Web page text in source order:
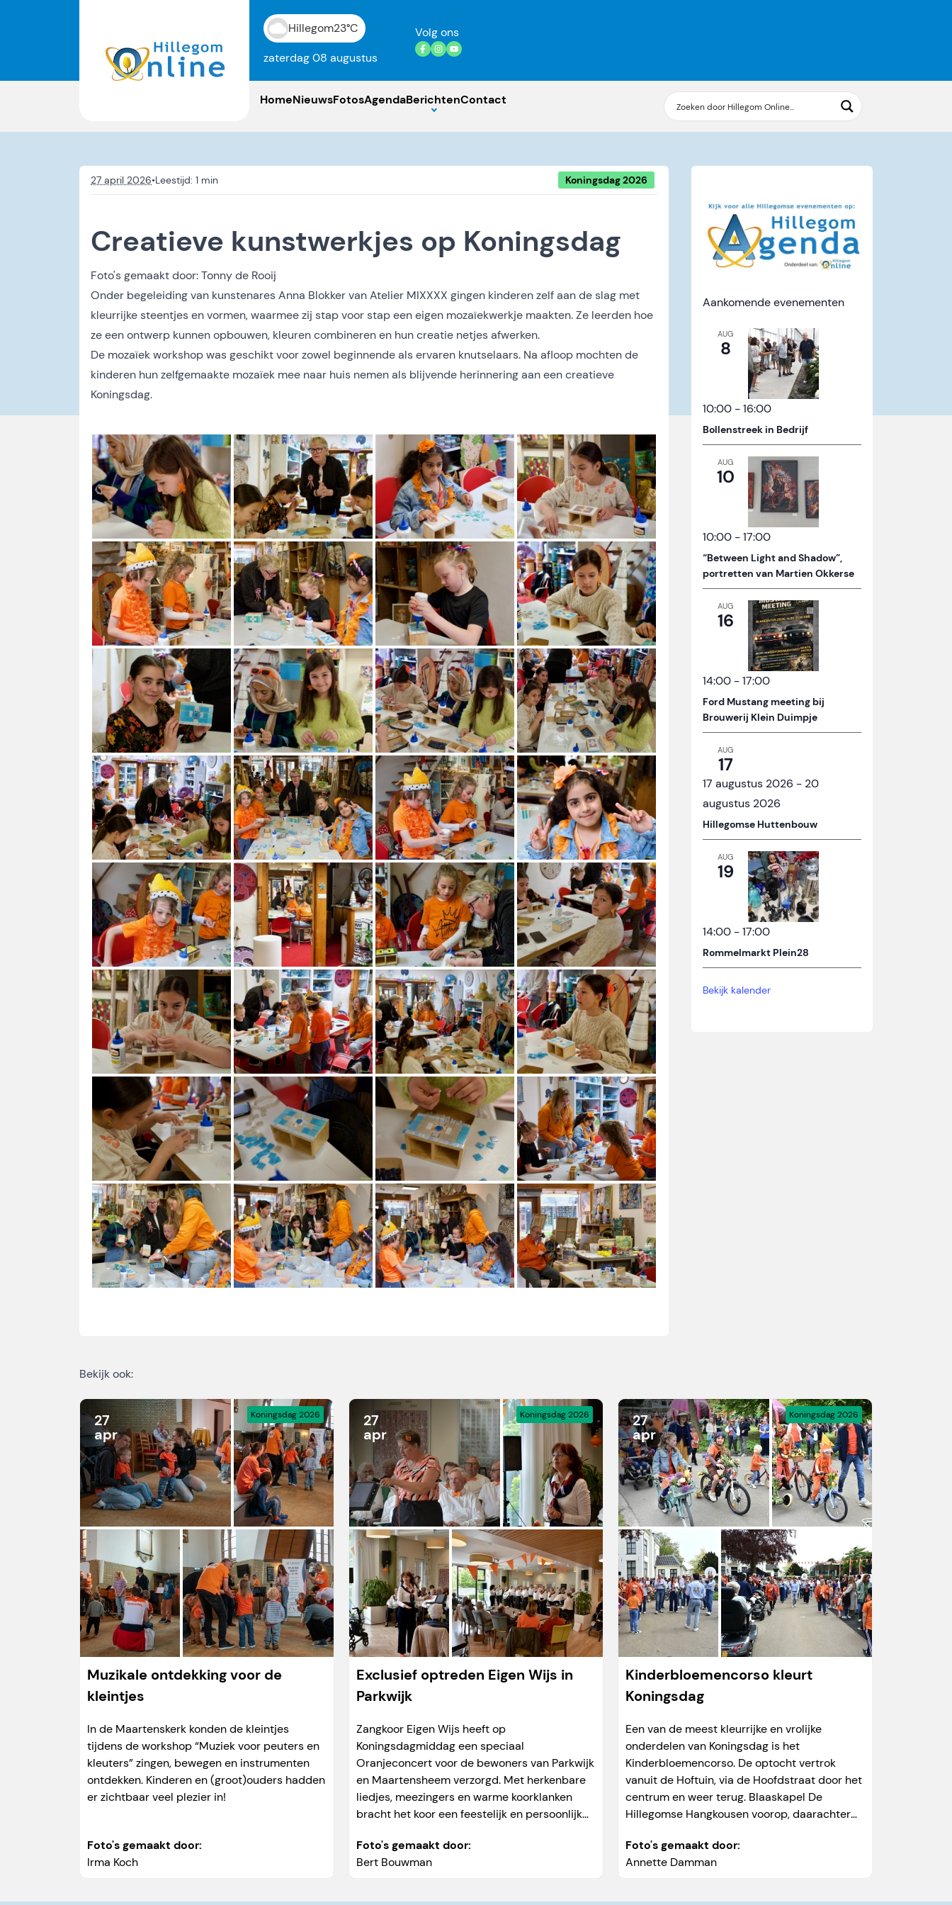
Hillegom23°C
zaterdag 08 augustus
Volg ons
HomeNieuwsFotosAgendaBerichtenContact
27 april 2026• Koningsdag 2026
Creatieve kunstwerkjes op Koningsdag
Foto's gemaakt door:Tonny de Rooij
Onder begeleiding van kunstenares Anna Blokker van Atelier MIXXXX gingen kinderen zelf aan de slag met
kleurrijke steentjes en vormen, waarmee zij stap voor stap een eigen mozaïekwerkje maakten. Ze leerden hoe
ze een ontwerp kunnen opbouwen, kleuren combineren en hun creatie netjes afwerken.
De mozaïek workshop was geschikt voor zowel beginnende als ervaren knutselaars. Na afloop mochten de
kinderen hun zelfgemaakte mozaïek mee naar huis nemen als blijvende herinnering aan een creatieve
Koningsdag.
Aankomende evenementen
AUG
8
10:00 -16:00
Bollenstreek in Bedrijf
AUG
10
10:00 -17:00
“Between Light and Shadow”,
portretten van Martien Okkerse
AUG
16
14:00 -17:00
Ford Mustang meeting bij
Brouwerij Klein Duimpje
AUG
17
17 augustus 2026 - 20
augustus 2026
Hillegomse Huttenbouw
AUG
19
14:00 -17:00
Rommelmarkt Plein28
Bekijk kalender
Bekijk ook:
27
apr
Koningsdag 2026
Muzikale ontdekking voor de
kleintjes
In de Maartenskerk konden de kleintjes
tijdens de workshop “Muziek voor peuters en
kleuters” zingen, bewegen en instrumenten
ontdekken. Kinderen en (groot)ouders hadden
er zichtbaar veel plezier in!
Foto's gemaakt door:
Irma Koch
27
apr
Koningsdag 2026
Exclusief optreden Eigen Wijs in
Parkwijk
Zangkoor Eigen Wijs heeft op
Koningsdagmiddag een speciaal
Oranjeconcert voor de bewoners van Parkwijk
en Maartensheem verzorgd. Met herkenbare
liedjes, meezingers en warme koorklanken
bracht het koor een feestelijk en persoonlijk
volop konden meegenieten...
Foto's gemaakt door:
Bert Bouwman
27
apr
Koningsdag 2026
Kinderbloemencorso kleurt
Koningsdag
Een van de meest kleurrijke en vrolijke
onderdelen van Koningsdag is het
Kinderbloemencorso. De optocht vertrok
vanuit de Hoftuin, via de Hoofdstraat door het
centrum en weer terug. Blaaskapel De
Hillegomse Hangkousen voorop, daarachter
wat maar rijden...
Foto's gemaakt door:
Annette Damman